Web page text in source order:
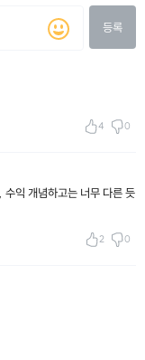
등록
4 0
익 개념하고는 너무 다른 듯
2 0